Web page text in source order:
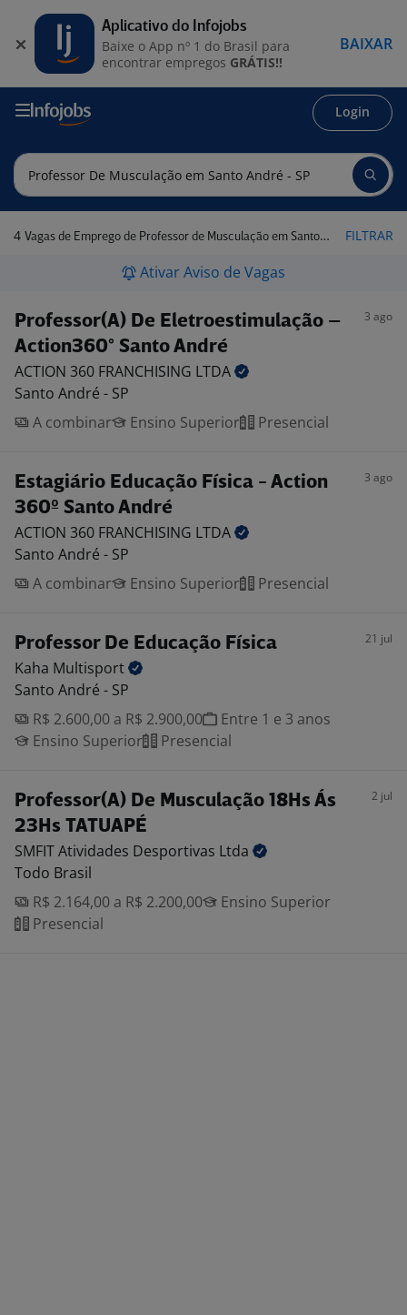
Login
4 Vagas de Emprego de Professor de Musculação em Santo André - SP FILTRAR
Ativar Aviso de Vagas
Professor(A) De Eletroestimulação –
Action360° Santo André
3 ago
ACTION 360 FRANCHISING LTDA
Santo André - SP
A combinar
Ensino Superior Presencial
Estagiário Educação Física - Action
360º Santo André
3 ago
ACTION 360 FRANCHISING LTDA
Santo André - SP
A combinar
Ensino Superior Presencial
Professor De Educação Física 21 jul
Kaha Multisport
Santo André - SP
R$ 2.600,00 a R$ 2.900,00
Entre 1 e 3 anos
Ensino Superior
Presencial
Professor(A) De Musculação 18Hs Ás
23Hs TATUAPÉ
2 jul
SMFIT Atividades Desportivas Ltda
Todo Brasil
R$ 2.164,00 a R$ 2.200,00
Ensino Superior
Presencial
Aplicativo do Infojobs
Baixe o App nº 1 do Brasil para
encontrar empregos GRÁTIS!!
BAIXAR